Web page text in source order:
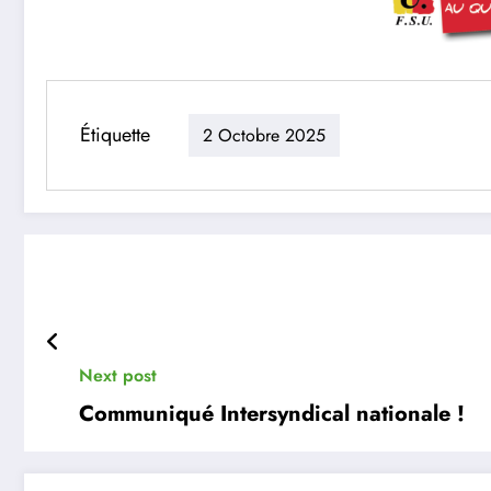
Étiquette 2 Octobre 2025
Next post
Communiqué Intersyndical nationale !